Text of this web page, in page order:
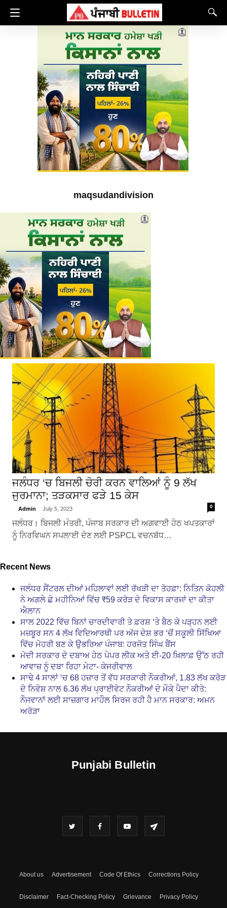
maqsudandivision
ਜਲੰਧਰ ‘ਚ ਬਿਜਲੀ ਚੋਰੀ ਕਰਨ ਵਾਲਿਆਂ ਨੂੰ 9 ਲੱਖ
ਜੁਰਮਾਨਾ; ਤੜਕਸਾਰ ਫੜੇ 15 ਕੇਸ
Admin July 5, 2023 0
ਜਲੰਧਰ। ਬਿਜਲੀ ਮੰਤਰੀ, ਪੰਜਾਬ ਸਰਕਾਰ ਦੀ ਅਗਵਾਈ ਹੇਠ ਖਪਤਕਾਰਾਂ
ਨੂੰ ਨਿਰਵਿਘਨ ਸਪਲਾਈ ਦੇਣ ਲਈ PSPCL ਵਚਨਬੱਧ…
Recent News
ਜਲੰਧਰ ਸੈਂਟਰਲ ਦੀਆਂ ਮਹਿਲਾਵਾਂ ਲਈ ਰੱਖੜੀ ਦਾ ਤੋਹਫ਼ਾ: ਨਿਤਿਨ ਕੋਹਲੀ
ਨੇ ਅਗਲੇ ਛੇ ਮਹੀਨਿਆਂ ਵਿੱਚ ₹59 ਕਰੋੜ ਦੇ ਵਿਕਾਸ ਕਾਰਜਾਂ ਦਾ ਕੀਤਾ
ਐਲਾਨ
ਸਾਲ 2022 ਵਿੱਚ ਬਿਨਾਂ ਚਾਰਦੀਵਾਰੀ ਤੇ ਫ਼ਰਸ਼ ‘ਤੇ ਬੈਠ ਕੇ ਪੜ੍ਹਨ ਲਈ
ਮਜ਼ਬੂਰ ਸਨ 4 ਲੱਖ ਵਿਦਿਆਰਥੀ ਪਰ ਅੱਜ ਦੇਸ਼ ਭਰ ‘ਚੋਂ ਸਕੂਲੀ ਸਿੱਖਿਆ
ਵਿੱਚ ਮੋਹਰੀ ਬਣ ਕੇ ਉਭਰਿਆ ਪੰਜਾਬ: ਹਰਜੋਤ ਸਿੰਘ ਬੈਂਸ
ਮੋਦੀ ਸਰਕਾਰ ਦੇ ਦਬਾਅ ਹੇਠ ਪੇਪਰ ਲੀਕ ਅਤੇ ਈ-20 ਖ਼ਿਲਾਫ਼ ਉੱਠ ਰਹੀ
ਆਵਾਜ਼ ਨੂੰ ਦਬਾ ਰਿਹਾ ਮੇਟਾ- ਕੇਜਰੀਵਾਲ
ਸਾਢੇ 4 ਸਾਲਾਂ ‘ਚ 68 ਹਜ਼ਾਰ ਤੋਂ ਵੱਧ ਸਰਕਾਰੀ ਨੌਕਰੀਆਂ, 1.83 ਲੱਖ ਕਰੋੜ
ਦੇ ਨਿਵੇਸ਼ ਨਾਲ 6.36 ਲੱਖ ਪ੍ਰਾਈਵੇਟ ਨੌਕਰੀਆਂ ਦੇ ਮੌਕੇ ਪੈਦਾ ਕੀਤੇ:
ਨੌਜਵਾਨਾਂ ਲਈ ਸਾਜ਼ਗਾਰ ਮਾਹੌਲ ਸਿਰਜ ਰਹੀ ਹੈ ਮਾਨ ਸਰਕਾਰ: ਅਮਨ
ਅਰੋੜਾ
Punjabi Bulletin
About us Advertisement Code Of Ethics Corrections Policy
Disclaimer Fact-Checking Policy Grievance Privacy Policy